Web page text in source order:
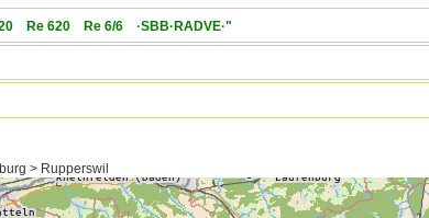
Re 620 Re 6/6 ·SBB·RADVE·"
> Rupperswil